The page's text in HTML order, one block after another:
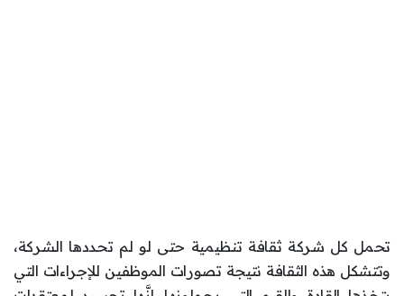
تحمل كل شركة ثقافة تنظيمية حتى لو لم تحددها الشركة،
وتتشكل هذه الثقافة نتيجة تصورات الموظفين للإجراءات التي